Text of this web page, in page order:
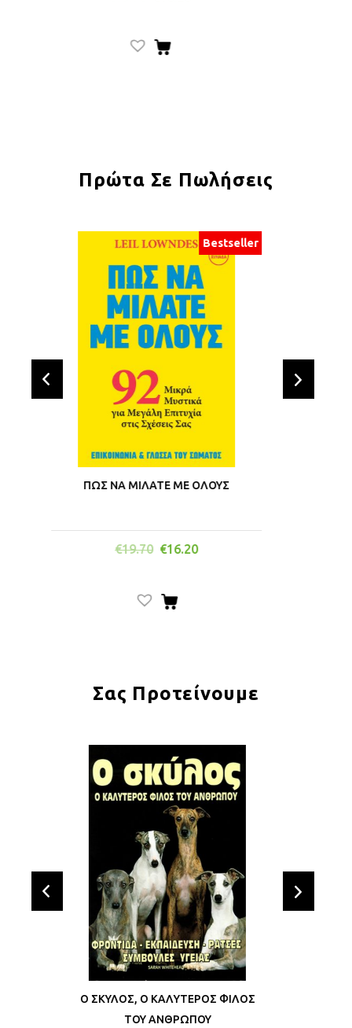
Πρώτα Σε Πωλήσεις
Bestseller
ΠΩΣ ΝΑ ΜΙΛΑΤΕ ΜΕ ΟΛΟΥΣ
€16.20
Σας Προτείνουμε
Ο ΣΚΥΛΟΣ, Ο ΚΑΛΥΤΕΡΟΣ ΦΙΛΟΣ
ΤΟΥ ΑΝΘΡΩΠΟΥ